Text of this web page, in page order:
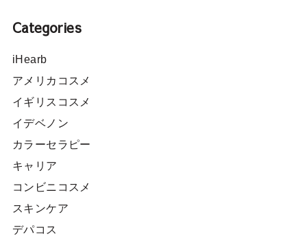
Categories
iHearb
アメリカコスメ
イギリスコスメ
イデベノン
カラーセラピー
キャリア
コンビニコスメ
スキンケア
デパコス